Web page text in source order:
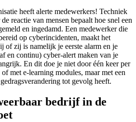
heeft alerte medewerkers! Techniek
reactie van mensen bepaalt hoe snel een
en ingedamd. Een medewerker die
op cyberincidenten, maakt het
of zij is namelijk je eerste alarm en je
en continu) cyber-alert maken van je
En dit doe je niet door één keer per
met e-learning modules, maar met een
tot gevolg heeft.
bedrijf in de